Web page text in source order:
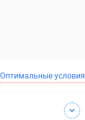
Оптимальные условия